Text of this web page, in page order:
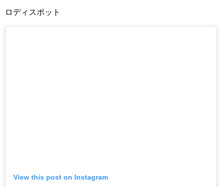
ロディスポット
View this post on Instagram